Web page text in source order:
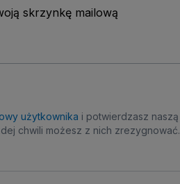
skrzynkę mailową
użytkownika i potwierdzasz naszą
chwili możesz z nich zrezygnować.